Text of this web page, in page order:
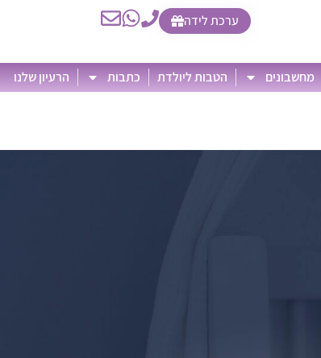
ערכת לידה
מחשבונים הטבות ליולדת כתבות הרעיון שלנו